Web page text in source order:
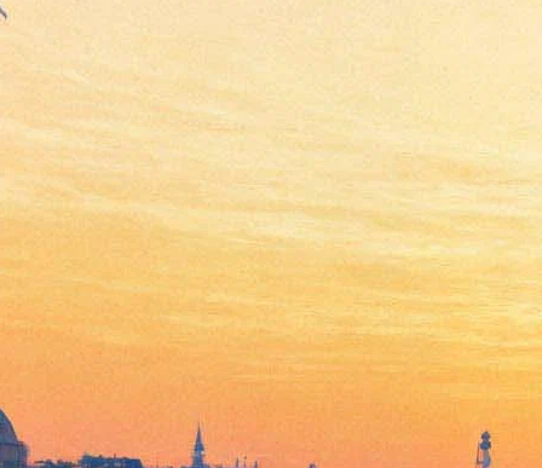
Открылся Лувр: билеты — в
один конец, у Моны Лизы —
собственная очередь
Версия для печати